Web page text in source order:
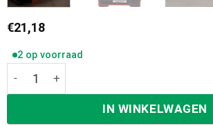
€21,18
2 op voorraad
Red Eagle bitset 31-delig met
IN WINKELWAGEN